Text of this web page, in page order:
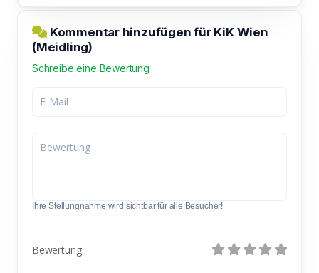
Kommentar hinzufügen für KiK Wien
(Meidling)
Schreibe eine Bewertung
Ihre Stellungnahme wird sichtbar für alle Besucher!
Bewertung